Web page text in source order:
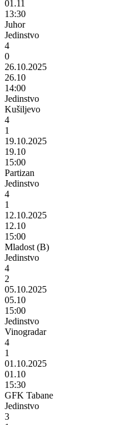
01.11
13:30
Juhor
Jedinstvo
4
0
26.10.2025
26.10
14:00
Jedinstvo
Kušiljevo
4
1
19.10.2025
19.10
15:00
Partizan
Jedinstvo
4
1
12.10.2025
12.10
15:00
Mladost (B)
Jedinstvo
4
2
05.10.2025
05.10
15:00
Jedinstvo
Vinogradar
4
1
01.10.2025
01.10
15:30
GFK Tabane
Jedinstvo
3